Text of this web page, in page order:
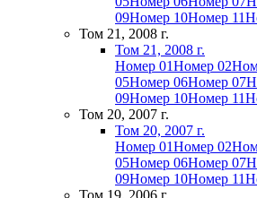
09Номер 10Номер 11
Том 21, 2008 г.
Том 21, 2008 г.
Номер 01Номер 02
05Номер 06Номер 07
09Номер 10Номер 11
Том 20, 2007 г.
Том 20, 2007 г.
Номер 01Номер 02
05Номер 06Номер 07
09Номер 10Номер 11
Том 19, 2006 г.